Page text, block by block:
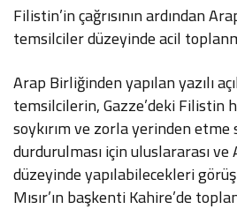
Filistin’in çağrısının ardından
temsilciler düzeyinde acil
Arap Birliğinden yapılan yazılı
temsilcilerin, Gazze’deki Filistin
soykırım ve zorla yerinden etme
durdurulması için uluslararası
düzeyinde yapılabilecekleri
Mısır’ın başkenti Kahire’de